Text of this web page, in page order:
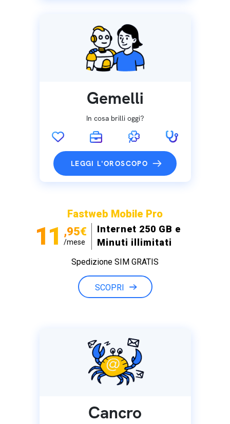
Gemelli
In cosa brilli oggi?
LEGGI L'OROSCOPO
Fastweb Mobile Pro
11 ,95€
/mese
Internet 250 GB e
Minuti illimitati
Spedizione SIM GRATIS
SCOPRI
Cancro